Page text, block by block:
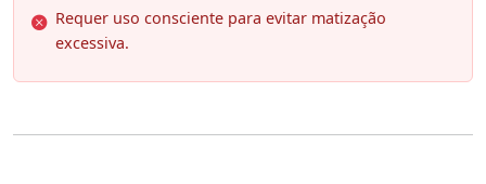
Requer uso consciente para evitar matização
excessiva.